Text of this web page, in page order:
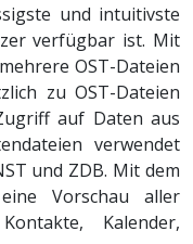
und intuitivste
verfügbar ist. Mit
OST-Dateien
zu OST-Dateien
auf Daten aus
verwendet
und ZDB. Mit dem
Vorschau aller
Kalender,